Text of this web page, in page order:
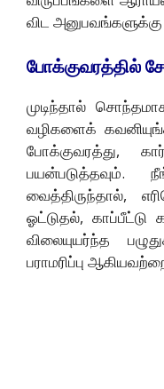
விட
போக்குவரத்தில்
முடிந்தால்
வழிகளைக்
போக்குவரத்து,
வைத்திருந்தால்,
ஓட்டுதல்,
விலையுயர்ந்த
பராமரிப்பு